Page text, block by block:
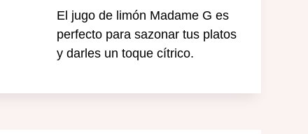
El jugo de limón Madame G es
perfecto para sazonar tus platos
y darles un toque cítrico.